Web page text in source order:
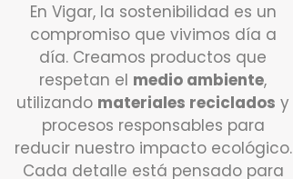
En Vigar, la sostenibilidad es un
compromiso que vivimos día a
día. Creamos productos que
respetan el medio ambiente,
utilizando materiales reciclados y
procesos responsables para
reducir nuestro impacto ecológico.
Cada detalle está pensado para